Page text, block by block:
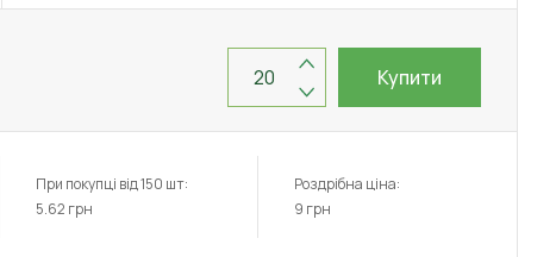
Купити
При покупці від 150 шт:
5.62 грн
Роздрібна ціна:
9 грн